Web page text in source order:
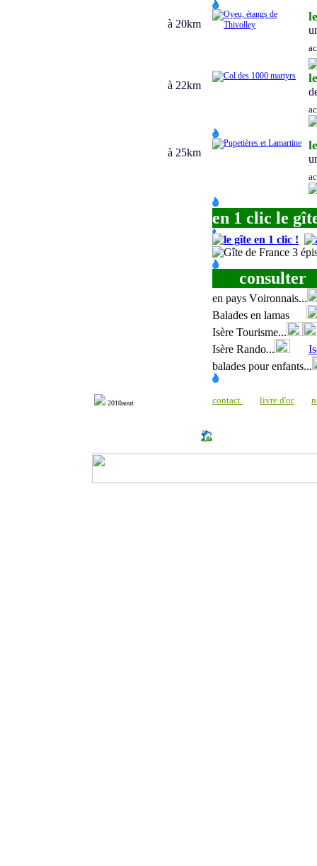
à 20km
à 22km
à 25km
en 1 clic le
consulter
en pays Voironnais...
Balades en lamas
Isère Tourisme...
Isère Rando...
balades pour enfants...
2010aout contact livre d'or